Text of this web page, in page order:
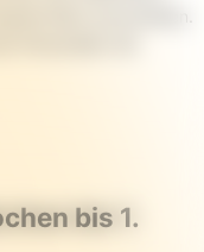
Büro anzumelden.
Personalien die
bis 1.